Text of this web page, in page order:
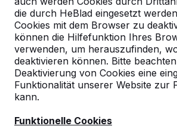
die durch HeBlad eingesetzt
Cookies mit dem Browser zu
können die Hilfefunktion Ihres
verwenden, um herauszufinden,
deaktivieren können. Bitte
Deaktivierung von Cookies eine
Funktionalität unserer Website zur
kann.
Funktionelle Cookies
Deutschland
Referenties in:
Geen reviews gevonden voor
locatie.